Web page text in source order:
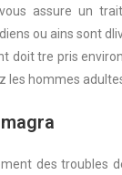
assure un
ou ains sont
doit tre pris
les hommes
des troubles